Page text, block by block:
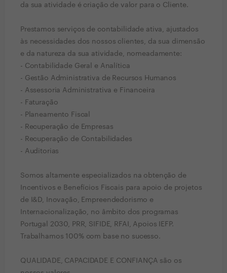
da sua atividade é criação de valor para o Cliente.
Prestamos serviços de contabilidade ativa, ajustados
às necessidades dos nossos clientes, da sua dimensão
e da natureza da sua atividade, nomeadamente:
- Contabilidade Geral e Analítica
- Gestão Administrativa de Recursos Humanos
- Assessoria Administrativa e Financeira
- Faturação
- Planeamento Fiscal
- Recuperação de Empresas
- Recuperação de Contabilidades
- Auditorias
Somos altamente especializados na obtenção de
Incentivos e Benefícios Fiscais para apoio de projetos
de I&D, Inovação, Empreendedorismo e
Internacionalização, no âmbito dos programas
Portugal 2030, PRR, SIFIDE, RFAI, Apoios IEFP.
Trabalhamos 100% com base no sucesso.
QUALIDADE, CAPACIDADE E CONFIANÇA são os